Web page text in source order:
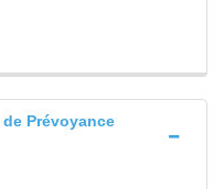
Prévoyance